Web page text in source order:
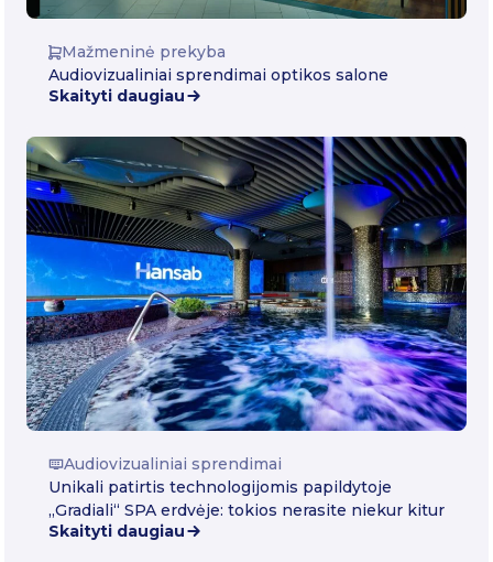
Mažmeninė prekyba
Audiovizualiniai sprendimai optikos salone
Skaityti daugiau
Audiovizualiniai sprendimai
Unikali patirtis technologijomis papildytoje
„Gradiali“ SPA erdvėje: tokios nerasite niekur kitur
Skaityti daugiau